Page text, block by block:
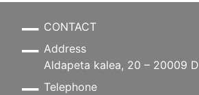
CONTACT
Address
Aldapeta kalea, 20 – 20009
Telephone